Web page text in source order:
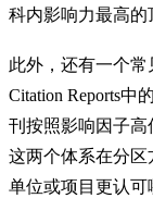
科内影响力最高的
此外，还有一个常
Citation Reports中
刊按照影响因子高
这两个体系在分
单位或项目更认可